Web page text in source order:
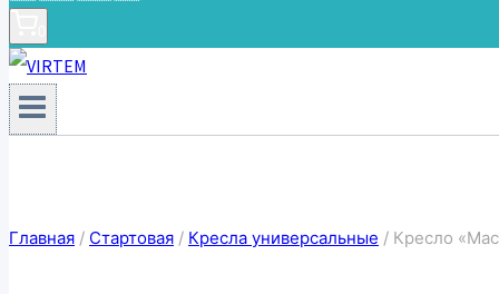
Главная / Стартовая / Кресла универсальные / Кресло